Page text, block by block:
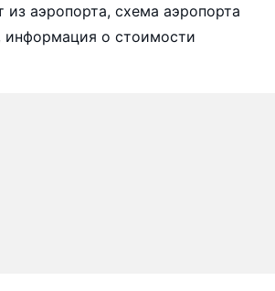
аэропорта, схема аэропорта
информация о стоимости